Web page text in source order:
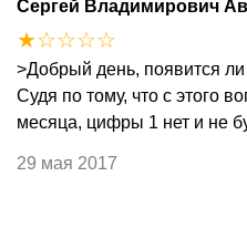
Сергей Владимирович
☆
☆
☆
☆
☆
>Добрый день, появится
Судя по тому, что с этого
месяца, цифры 1 нет и не
29 мая 2017